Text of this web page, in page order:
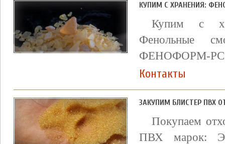
КУПИМ С ХРАНЕНИЯ:
Купим с
Фенольные
ФЕНОФОРМ-
Контакты
ЗАКУПИМ БЛИСТЕР ПВХ
Покупаем
ПВХ марок: